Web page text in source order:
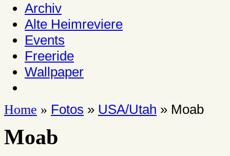
Archiv
Alte Heimreviere
Events
Freeride
Wallpaper
Home » Fotos » USA/Utah » Moab
Moab